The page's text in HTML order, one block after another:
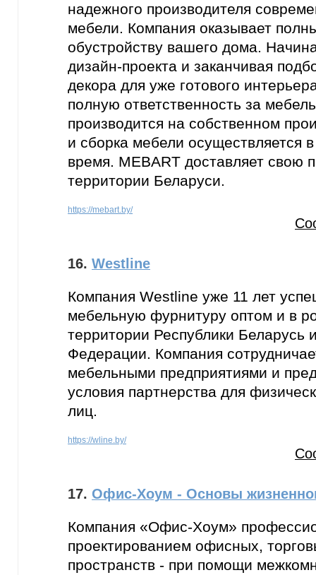
надежного производителя
мебели. Компания оказывает
обустройству вашего дома.
дизайн-проекта и заканчивая
декора для уже готового
полную ответственность за
производится на собственном
и сборка мебели осуществляется
время. MEBART доставляет свою
территории Беларуси.
https://mebart.by/
16. Westline
Компания Westline уже 11 лет
мебельную фурнитуру оптом и в
территории Республики Беларусь
Федерации. Компания
мебельными предприятиями и
условия партнерства для
лиц.
https://wline.by/
17. Офис-Хоум - Основы
Компания «Офис-Хоум»
проектированием офисных,
пространств - при помощи